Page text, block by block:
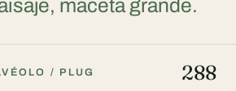
maceta grande.
/ PLUG 288